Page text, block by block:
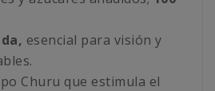
esencial para visión y
Churu que estimula el